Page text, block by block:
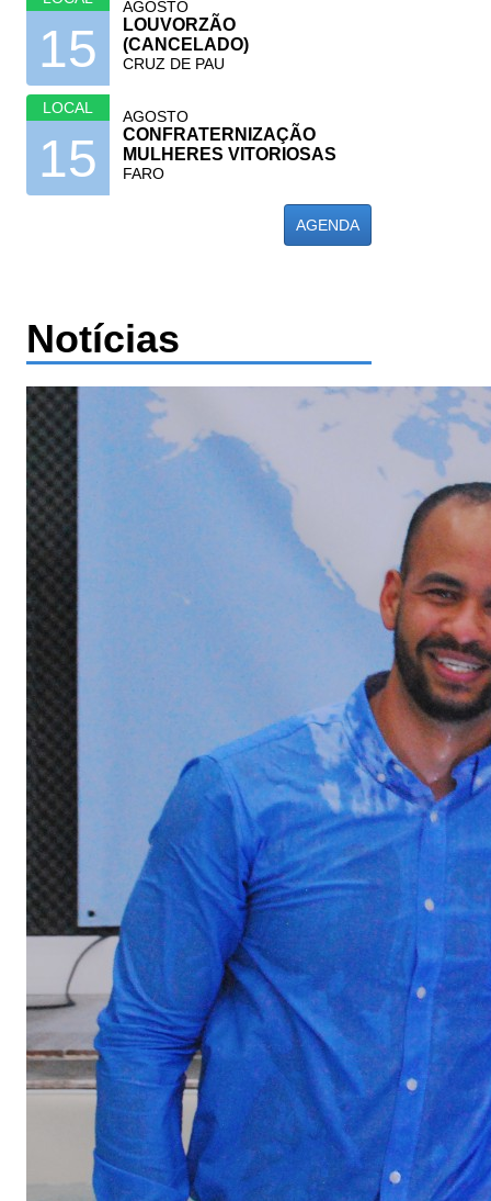
15
AGOSTO
LOUVORZÃO
(CANCELADO)
CRUZ DE PAU
LOCAL
15
AGOSTO
CONFRATERNIZAÇÃO
MULHERES VITORIOSAS
FARO
AGENDA
Notícias